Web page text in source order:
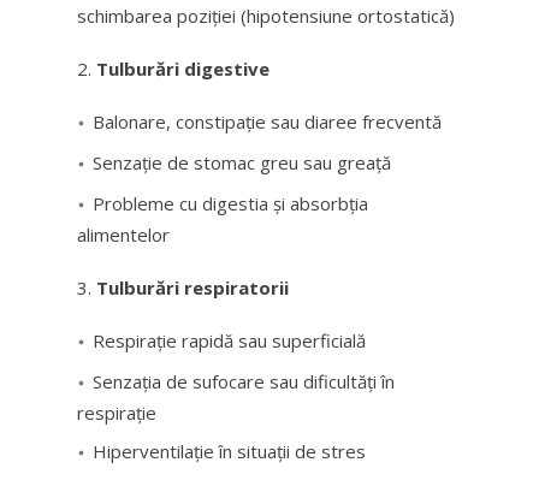
schimbarea poziției (hipotensiune ortostatică)
Tulburări digestive
Balonare, constipație sau diaree frecventă
Senzație de stomac greu sau greață
Probleme cu digestia și absorbția
alimentelor
Tulburări respiratorii
Respirație rapidă sau superficială
Senzația de sufocare sau dificultăți în
respirație
Hiperventilație în situații de stres